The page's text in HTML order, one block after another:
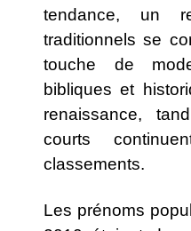
tendance, un
traditionnels se
touche de
bibliques et
renaissance,
courts
classements.
Les prénoms